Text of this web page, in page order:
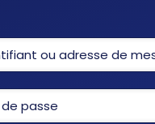
Blog
À